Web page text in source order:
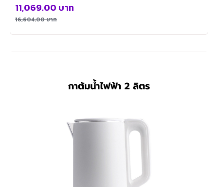
16,604.00บาท
11,069.00 บาท